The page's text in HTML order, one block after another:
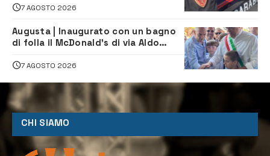
7 AGOSTO 2026
Augusta | Inaugurato con un bagno
di folla il McDonald’s di via Aldo
7 AGOSTO 2026
CHI SIAMO